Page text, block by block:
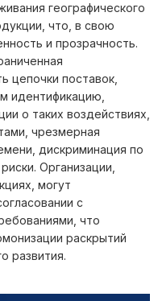
географического
что, в свою
и прозрачность.
цепочки поставок,
идентификацию,
о таких воздействиях,
чрезмерная
дискриминация по
Организации,
могут
с
что
раскрытий
развития.